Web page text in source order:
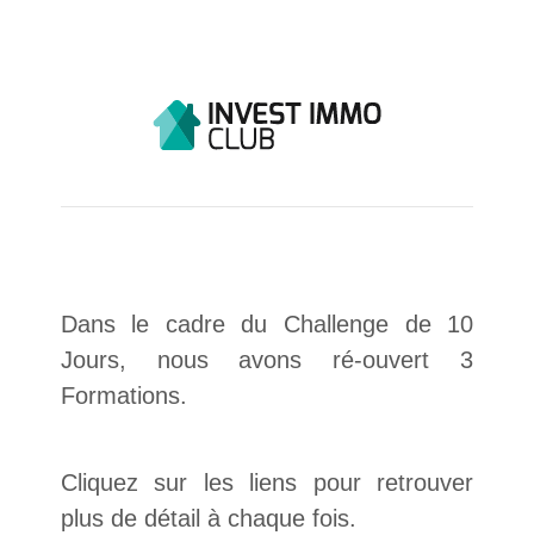
Dans le cadre du Challenge de 10
Jours, nous avons ré-ouvert 3
Formations.
Cliquez sur les liens pour retrouver
plus de détail à chaque fois.